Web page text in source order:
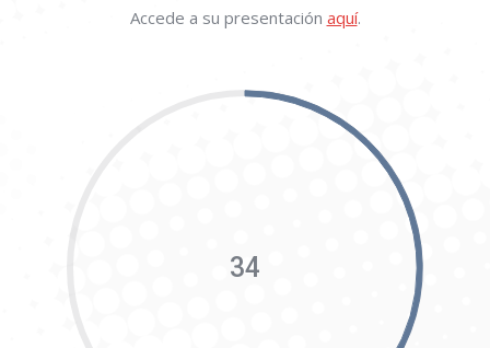
Accede a su presentación aquí.
34